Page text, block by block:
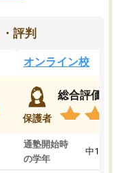
評判
オンライン校
保護者
総合評価
通塾開始時
の学年
中1